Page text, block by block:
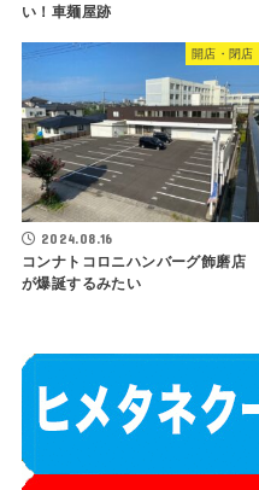
い！車麺屋跡
開店・閉店
2024.08.16
コンナトコロニハンバーグ飾磨店
が爆誕するみたい